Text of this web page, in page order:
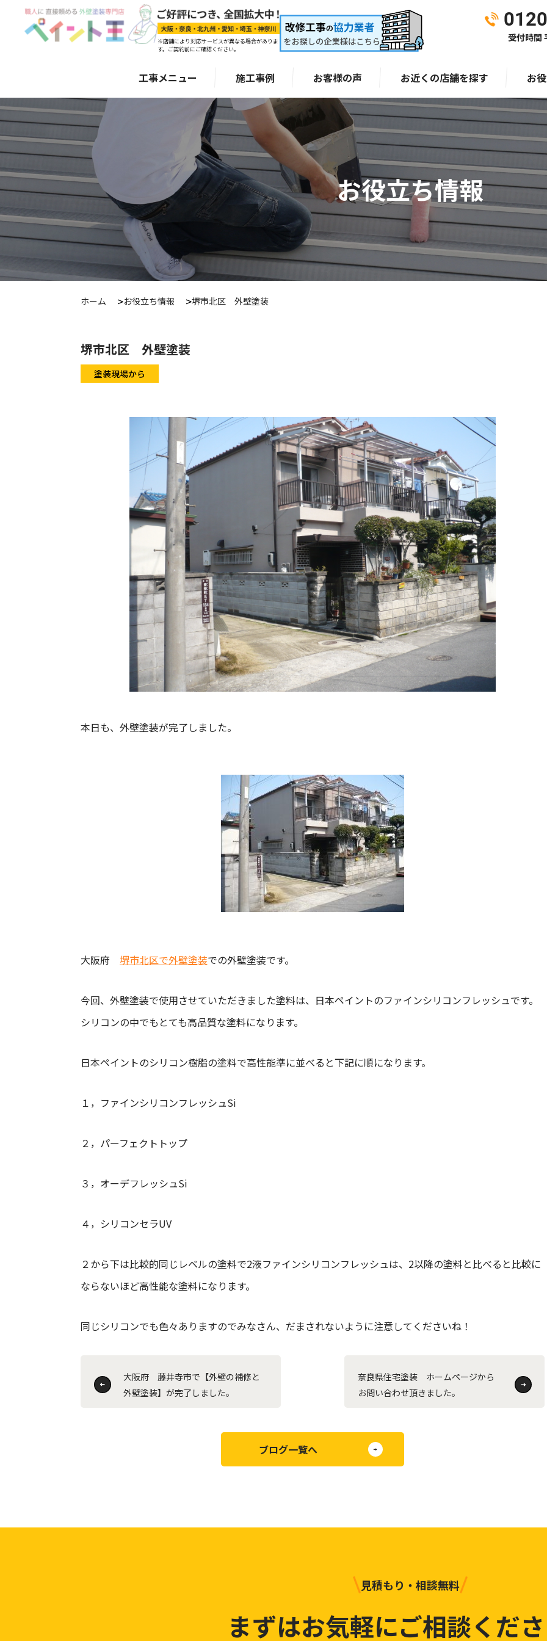
※店舗により対応サービスが異なる場合がありま
す。ご契約前にご確認ください。
受付時間
工事メニュー 施工事例 お客様の声 お近くの店舗を探す お
お役立ち情報
ホーム お役立ち情報 堺市北区 外壁塗装
堺市北区 外壁塗装
塗装現場から
本日も、外壁塗装が完了しました。
大阪府 堺市北区で外壁塗装での外壁塗装です。
今回、外壁塗装で使用させていただきました塗料は、日本ペイントのファインシリコンフレッシュです。
シリコンの中でもとても高品質な塗料になります。
日本ペイントのシリコン樹脂の塗料で高性能準に並べると下記に順になります。
１，ファインシリコンフレッシュSi
２，パーフェクトトップ
３，オーデフレッシュSi
４，シリコンセラUV
２から下は比較的同じレベルの塗料で2液ファインシリコンフレッシュは、2以降の塗料と比べると比較に
ならないほど高性能な塗料になります。
同じシリコンでも色々ありますのでみなさん、だまされないように注意してくださいね！
大阪府 藤井寺市で【外壁の補修と
外壁塗装】が完了しました。
奈良県住宅塗装 ホームページから
お問い合わせ頂きました。
ブログ一覧へ
見積もり・相談無料
まずはお気軽にご相談くだ